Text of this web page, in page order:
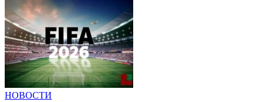
НОВОСТИ